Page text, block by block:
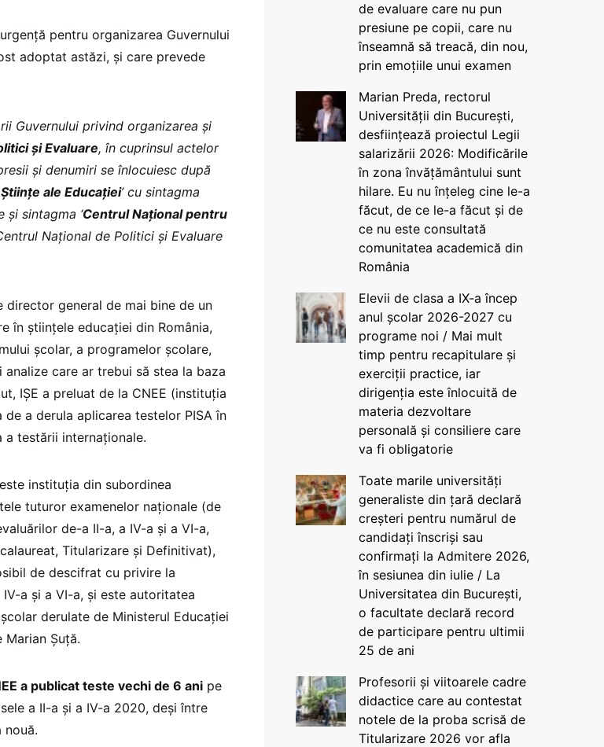
pentru organizarea Guvernului
adoptat astăzi, și care prevede
Guvernului privind organizarea și
și Evaluare, în cuprinsul actelor
și denumiri se înlocuiesc după
ale Educației’ cu sintagma
și sintagma ‘Centrul Național pentru
Național de Politici și Evaluare
director general de mai bine de un
în științele educației din România,
școlar, a programelor școlare,
care ar trebui să stea la baza
IȘE a preluat de la CNEE (instituția
a derula aplicarea testelor PISA în
a testării internaționale.
instituția din subordinea
tuturor examenelor naționale (de
de-a II-a, a IV-a și a VI-a,
Titularizare și Definitivat),
de descifrat cu privire la
a și a VI-a, și este autoritatea
derulate de Ministerul Educației
Marian Șuță.
a publicat teste vechi de 6 ani pe
a II-a și a IV-a 2020, deși între
de evaluare care nu pun
presiune pe copii, care nu
înseamnă să treacă, din nou,
prin emoțiile unui examen
Marian Preda, rectorul
Universității din București,
desființează proiectul Legii
salarizării 2026: Modificările
în zona învățământului sunt
hilare. Eu nu înțeleg cine le-a
făcut, de ce le-a făcut și de
ce nu este consultată
comunitatea academică din
România
Elevii de clasa a IX-a încep
anul școlar 2026-2027 cu
programe noi / Mai mult
timp pentru recapitulare și
exerciții practice, iar
dirigenția este înlocuită de
materia dezvoltare
personală și consiliere care
va fi obligatorie
Toate marile universități
generaliste din țară declară
creșteri pentru numărul de
candidați înscriși sau
confirmați la Admitere 2026,
în sesiunea din iulie / La
Universitatea din București,
o facultate declară record
de participare pentru ultimii
25 de ani
Profesorii și viitoarele cadre
didactice care au contestat
notele de la proba scrisă de
Titularizare 2026 vor afla